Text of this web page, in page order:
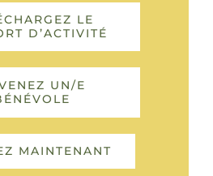
LE
D’ACTIVITÉ
UN/E
MAINTENANT